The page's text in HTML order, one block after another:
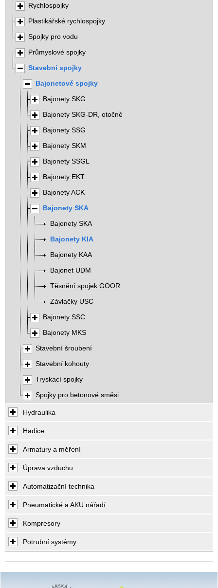
Rychlospojky
Plastikářské rychlospojky
Spojky pro vodu
Průmyslové spojky
Stavební spojky
Bajonetové spojky
Bajonety SKG
Bajonety SKG-DR, otočné
Bajonety SSG
Bajonety SKM
Bajonety SSGL
Bajonety EKT
Bajonety ACK
Bajonety SKA
Bajonety SKA
Bajonety KIA
Bajonety KAA
Bajonet UDM
Těsnění spojek GOOR
Závlačky USC
Bajonety SSC
Bajonety MKS
Stavební šroubení
Stavební kohouty
Tryskací spojky
Spojky pro betonové směsi
Hydraulika
Hadice
Armatury a měření
Úprava vzduchu
Automatizační technika
Pneumatické a AKU nářadí
Kompresory
Potrubní systémy